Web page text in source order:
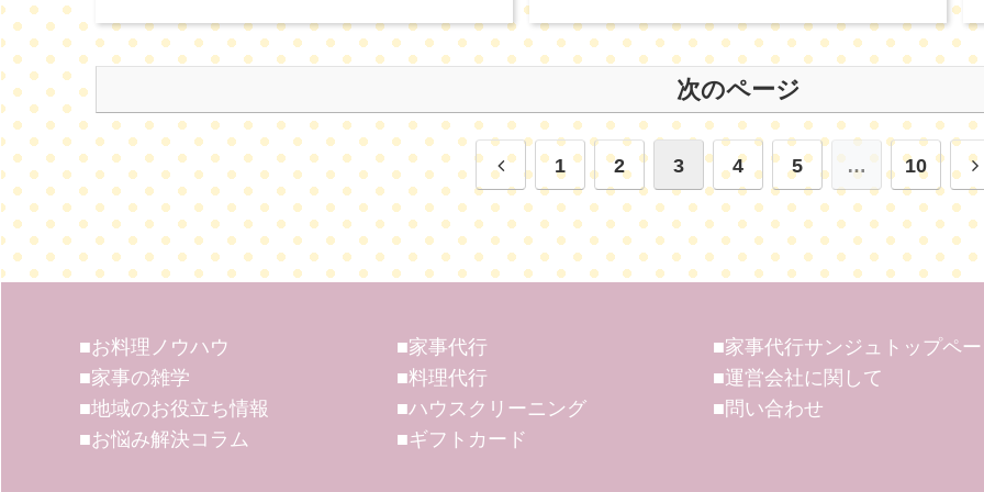
次のページ
1 2 3 4 5 … 10
■お料理ノウハウ
■家事の雑学
■地域のお役立ち情報
■お悩み解決コラム
■家事代行
■料理代行
■ハウスクリーニング
■ギフトカード
■家事代行サンジュトップペ
■運営会社に関して
■問い合わせ